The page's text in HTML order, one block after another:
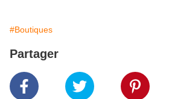
#Boutiques
Partager